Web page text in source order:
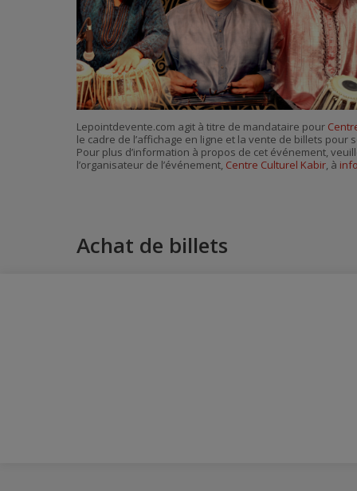
Lepointdevente.com agit à titre de mandataire pour
le cadre de l’affichage en ligne et la vente de billets pour
Pour plus d’information à propos de cet événement,
l’organisateur de l’événement, Centre Culturel Kabir, à
Achat de billets